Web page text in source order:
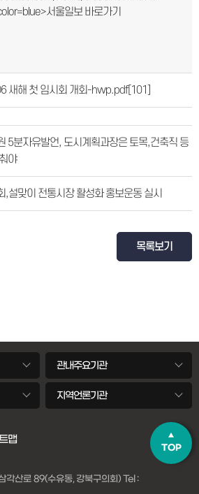
서울일보 바로가기
새해 첫 임시회 개회-hwp.pdf[101]
5분자유발언, 도시계획과장은 토목,건축직 등
야
,설맞이 전통시장 활성화 홍보운동 실시
목록보기
TOP
관내주요기관
지역언론기관
맵
각산로 89(수유동, 강북구의회) Tel :